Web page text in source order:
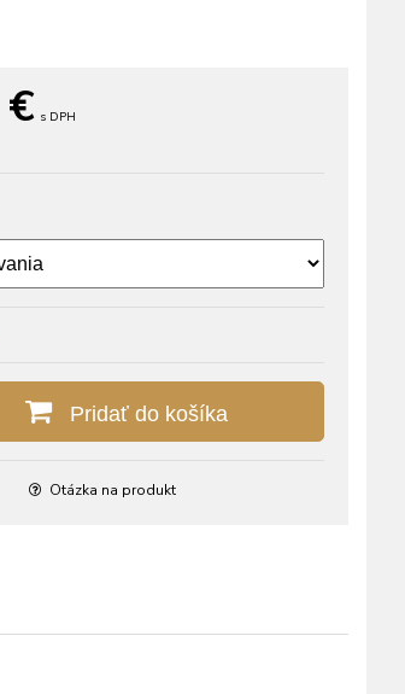
€ s DPH
Pridať do košíka
Otázka na produkt